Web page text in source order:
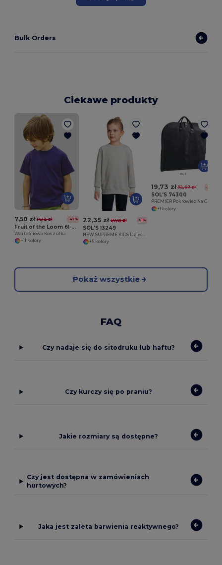
Bulk Orders
Ciekawe produkty
7,50 zł 14,12 zł -47%
Fruit of the Loom 61-033-0
Wartościowa Koszulka
+11 kolory
22,35 zł 57,01 zł -61%
SOL'S 13249
+5 kolory
19,73 zł 32,07 zł -38%
SOL'S 74300
+1 kolory
Pokaż wszystkie
FAQ
Czy nadaje się do sitodruku lub haftu?
Czy kurczy się po praniu?
Jakie rozmiary są dostępne?
Czy jest dostępna w zamówieniach
hurtowych?
Jaka jest zaleta barwienia reaktywnego?